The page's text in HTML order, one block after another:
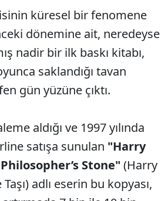
küresel bir fenomene
dönemine ait, neredeyse
nadir bir ilk baskı kitabı,
saklandığı tavan
gün yüzüne çıktı.
aldığı ve 1997 yılında
satışa sunulan "Harry
Stone" (Harry
adlı eserin bu kopyası,